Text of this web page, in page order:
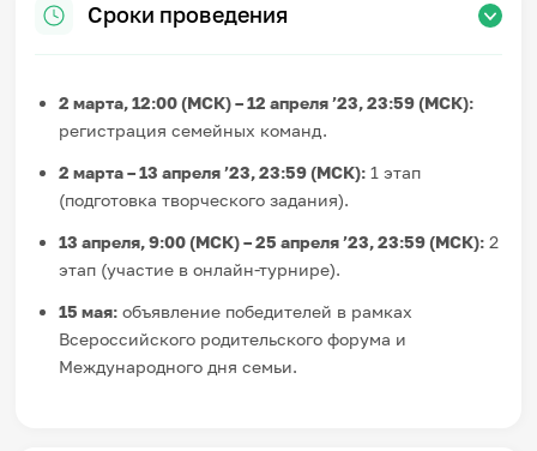
Сроки проведения
2 марта, 12:00 (МСК) – 12 апреля ’23, 23:59 (МСК):
регистрация семейных команд.
2 марта – 13 апреля ’23, 23:59 (МСК): 1 этап
(подготовка творческого задания).
13 апреля, 9:00 (МСК) – 25 апреля ’23, 23:59 (МСК): 2
этап (участие в онлайн-турнире).
15 мая: объявление победителей в рамках
Всероссийского родительского форума и
Международного дня семьи.